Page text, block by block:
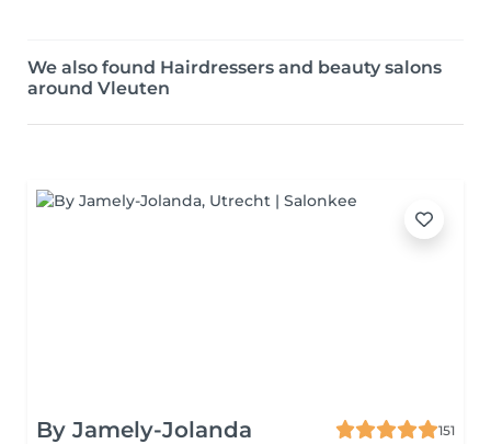
We also found Hairdressers and beauty salons
around Vleuten
By Jamely-Jolanda
151